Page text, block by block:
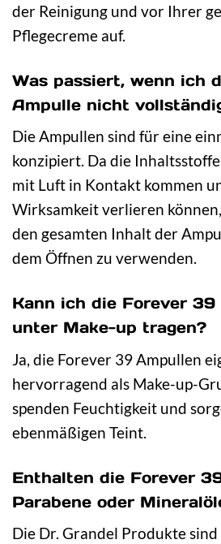
der Reinigung und vor Ihrer
Pflegecreme auf.
Was passiert, wenn ich
Ampulle nicht
Die Ampullen sind für eine
konzipiert. Da die
mit Luft in Kontakt kommen
Wirksamkeit verlieren
den gesamten Inhalt der
dem Öffnen zu verwenden.
Kann ich die Forever
unter Make-up tragen?
Ja, die Forever 39 Ampullen
hervorragend als Make-up-
spenden Feuchtigkeit und
ebenmäßigen Teint.
Enthalten die Forever
Parabene oder
Die Dr. Grandel Produkte